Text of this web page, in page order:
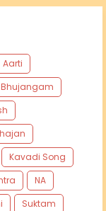
Aarti
Bhujangam
Kavadi Song
NA
Suktam